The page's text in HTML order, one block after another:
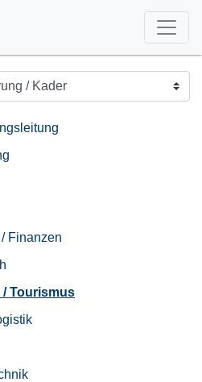
Finanzen
/ Tourismus